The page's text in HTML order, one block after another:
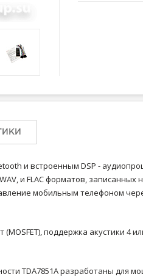
и встроенным DSP -
и FLAC форматов,
мобильным телефоном
поддержка акустики 4
TDA7851A разработаны